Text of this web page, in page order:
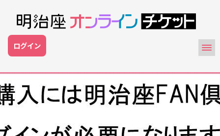
ログイン
2022年9月6日までに明治座オンラインチケット
（旧：席とりくん）にご登録の皆様へ＜電話番号認証